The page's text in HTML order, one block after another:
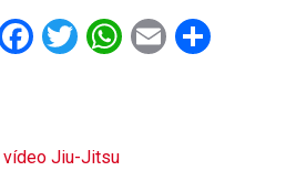
Facebook
Twitter
WhatsApp
Email
vídeo Jiu-Jitsu